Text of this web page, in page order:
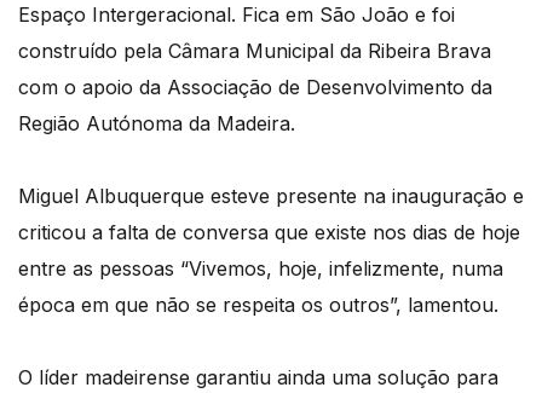
Espaço Intergeracional. Fica em São João e foi
construído pela Câmara Municipal da Ribeira Brava
com o apoio da Associação de Desenvolvimento da
Região Autónoma da Madeira.
Miguel Albuquerque esteve presente na inauguração e
criticou a falta de conversa que existe nos dias de hoje
entre as pessoas “Vivemos, hoje, infelizmente, numa
época em que não se respeita os outros”, lamentou.
O líder madeirense garantiu ainda uma solução para